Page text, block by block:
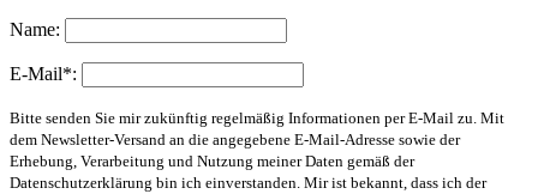
Name:
E-Mail*:
Bitte senden Sie mir zukünftig regelmäßig Informationen per E-Mail zu. Mit
dem Newsletter-Versand an die angegebene E-Mail-Adresse sowie der
Erhebung, Verarbeitung und Nutzung meiner Daten gemäß der
Datenschutzerklärung bin ich einverstanden. Mir ist bekannt, dass ich der